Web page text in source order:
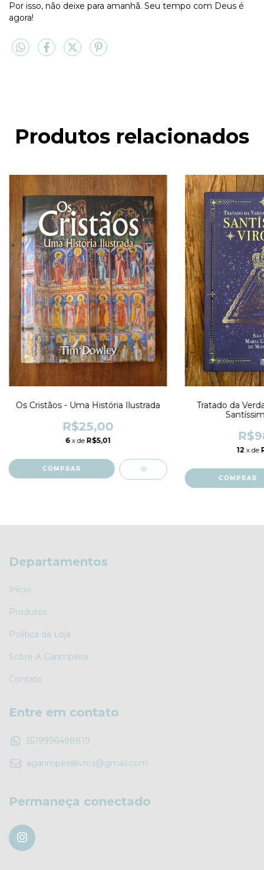
Por isso, não deixe para amanhã. Seu tempo com Deus é
agora!
Produtos relacionados
Os Cristãos - Uma História Ilustrada
R$25,00
6 x de R$5,01
Tratado da
12 x de
Departamentos
Início
Produtos
Política da Loja
Sobre A Garimpeira
Contato
Entre em contato
5519996498819
agarimpeiralivros@gmail.com
Permaneça conectado